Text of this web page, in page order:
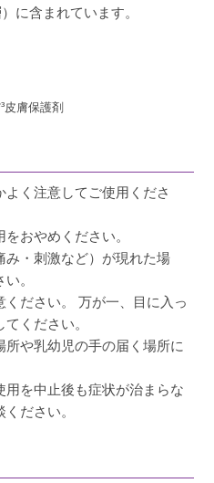
）に含まれています。
膚保護剤
く注意してご使用くださ
おやめください。
み・刺激など）が現れた場
。
ください。 万が一、目に入っ
ください。
や乳幼児の手の届く場所に
用を中止後も症状が治まらな
ださい。